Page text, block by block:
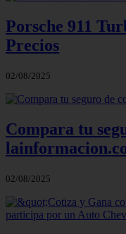
Porsche 911
Precios
02/08/2025
Compara tu
02/08/2025